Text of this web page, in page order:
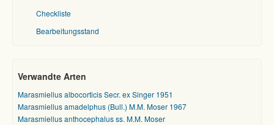
Checkliste
Bearbeitungsstand
Verwandte Arten
Marasmiellus albocorticis Secr. ex Singer 1951
Marasmiellus amadelphus (Bull.) M.M. Moser 1967
Marasmiellus anthocephalus ss. M.M. Moser